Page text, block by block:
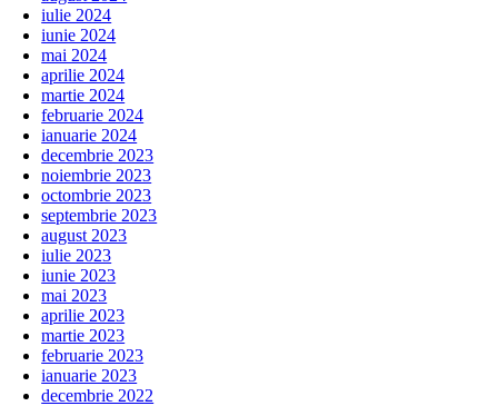
iulie 2024
iunie 2024
mai 2024
aprilie 2024
martie 2024
februarie 2024
ianuarie 2024
decembrie 2023
noiembrie 2023
octombrie 2023
septembrie 2023
august 2023
iulie 2023
iunie 2023
mai 2023
aprilie 2023
martie 2023
februarie 2023
ianuarie 2023
decembrie 2022